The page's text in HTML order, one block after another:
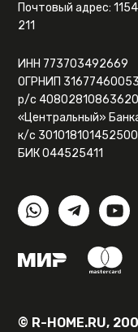
Почтовый адрес:
211
ИНН 773703492669
ОГРНИП
р/с
«Центральный»
к/с
БИК 044525411
© R-HOME.RU,